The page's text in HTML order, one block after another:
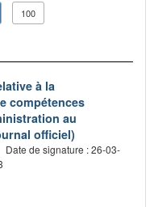
100
à la
compétences
au
officiel)
Date de signature : 26-03-